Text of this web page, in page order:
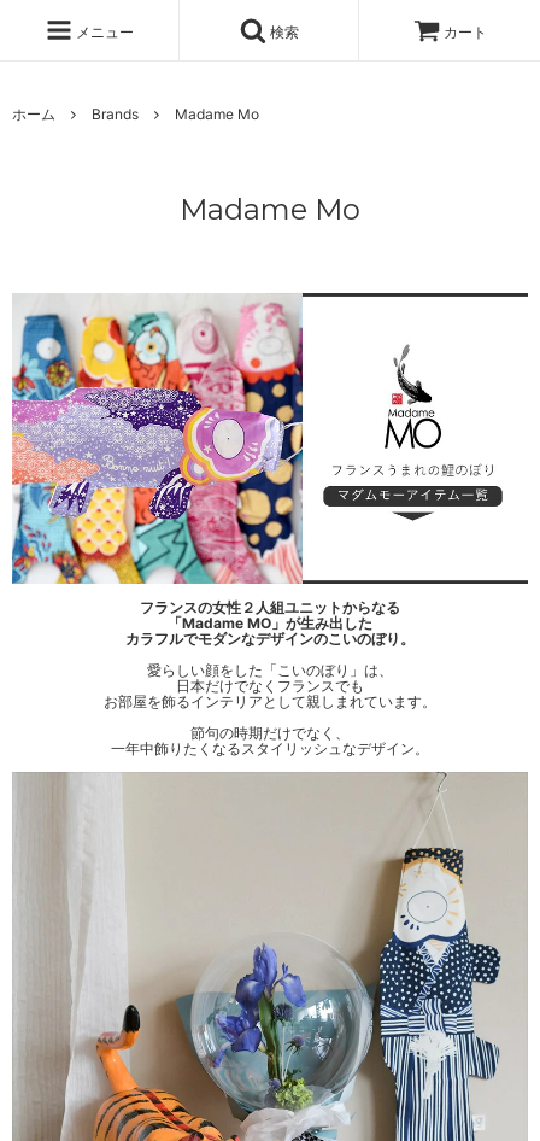
メニュー 検索 カート
ホーム Brands Madame Mo
Madame Mo
フランスの女性２人組ユニットからなる
「Madame MO」が生み出した
カラフルでモダンなデザインのこいのぼり。
愛らしい顔をした「こいのぼり」は、
日本だけでなくフランスでも
お部屋を飾るインテリアとして親しまれています。
節句の時期だけでなく、
一年中飾りたくなるスタイリッシュなデザイン。